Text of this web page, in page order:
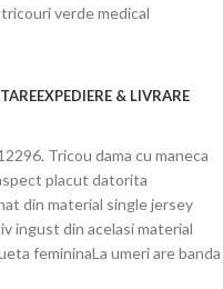
tricouri verde medical
EXPEDIERE & LIVRARE
Tricou dama cu maneca
placut datorita
din material single jersey
ingust din acelasi material
femininaLa umeri are banda